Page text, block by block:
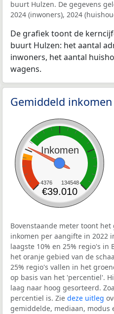
buurt Hulzen. De gegevens
2024 (inwoners), 2024
De grafiek toont de
buurt Hulzen: het aantal
inwoners, het aantal
wagens.
Gemiddeld inkomen
Inkomen
4376 134548
€39.010
Bovenstaande meter toont
inkomen per aangifte in 2022
laagste 10% en 25% regio's in
het oranje gebied van de
25% regio's vallen in het
op basis van het 'percentiel'.
laag naar hoog gesorteerd.
percentiel is. Zie deze uitleg
gemiddelde, mediaan, modus